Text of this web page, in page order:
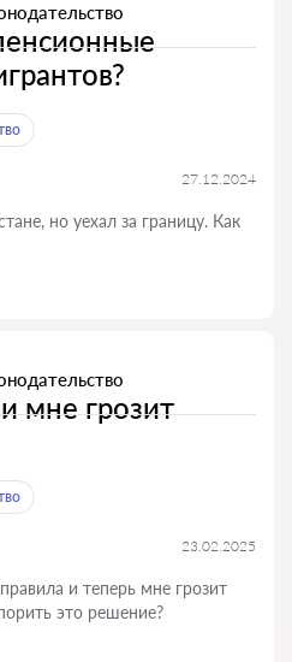
27.12.2024
но уехал за границу. Как
мне грозит
23.02.2025
и теперь мне грозит
это решение?